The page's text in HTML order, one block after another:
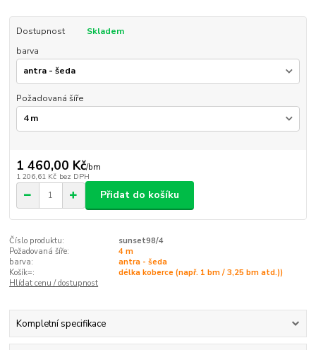
Dostupnost
Skladem
barva
Požadovaná šíře
1 460,00 Kč/bm
1 206,61 Kč bez DPH
Přidat do košíku
Číslo produktu:
sunset98/4
Požadovaná šíře:
4 m
barva:
antra - šeda
Košík=:
délka koberce (např. 1 bm / 3,25 bm atd.))
Hlídat cenu / dostupnost
Kompletní specifikace